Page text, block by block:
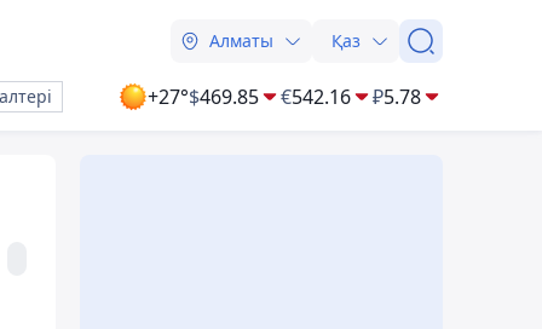
Алматы Қаз
+27°$469.85 €542.16 ₽5.78